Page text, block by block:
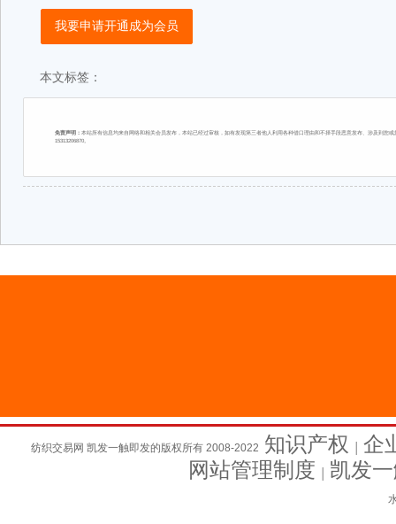
我要申请开通成为会员
本文标签：
免责声明： 本站所有信息均来自网络和相关会员发布，本站已经过审核，如有发现第三者他人利用各种借口理由和不择手段恶意发布、涉及到
15313206870。
纺织交易网 凯发一触即发的版权所有 2008-2022 知识产权
企
网站管理制度
凯发